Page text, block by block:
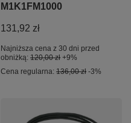
M1K1FM1000
131,92 zł
Najniższa cena z 30 dni przed
obniżką: 120,00 zł +9%
Cena regularna: 136,00 zł -3%